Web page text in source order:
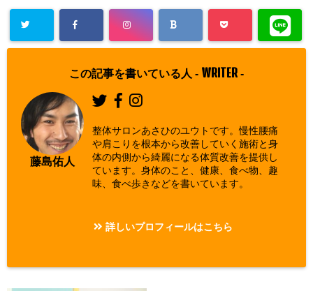
この記事を書いている人 - WRITER -
藤島佑人
整体サロンあさひのユウトです。慢性腰痛
や肩こりを根本から改善していく施術と身
体の内側から綺麗になる体質改善を提供し
ています。身体のこと、健康、食べ物、趣
味、食べ歩きなどを書いています。
詳しいプロフィールはこちら